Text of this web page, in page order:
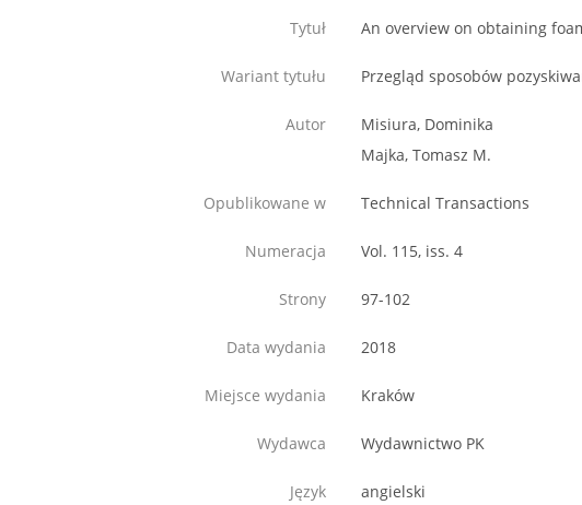
Tytuł An overview on obtaining
Wariant tytułu Przegląd sposobów
Autor
Misiura, Dominika
Majka, Tomasz M.
Opublikowane w Technical Transactions
Numeracja Vol. 115, iss. 4
Strony 97-102
Data wydania 2018
Miejsce wydania Kraków
Wydawca Wydawnictwo PK
Język angielski